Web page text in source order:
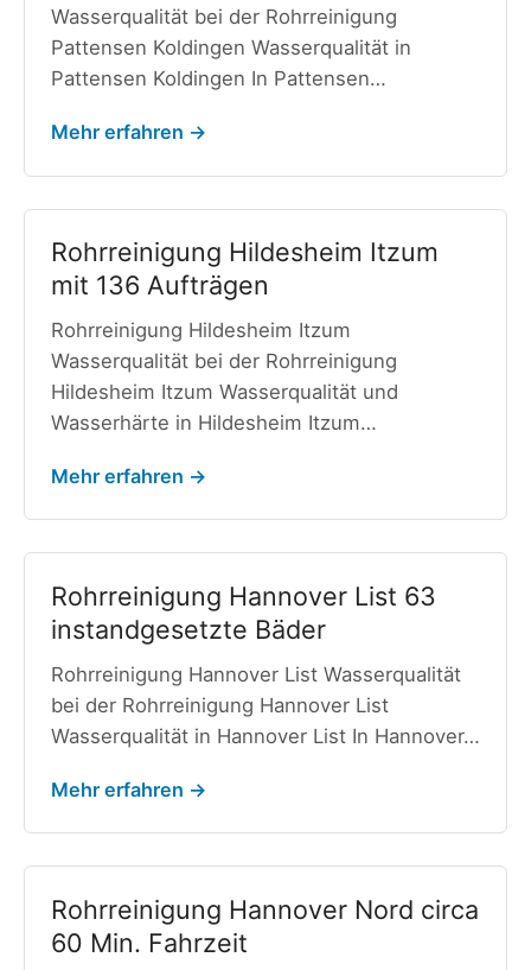
Wasserqualität bei der Rohrreinigung
Pattensen Koldingen Wasserqualität in
Pattensen Koldingen In Pattensen…
Mehr erfahren →
Rohrreinigung Hildesheim Itzum
mit 136 Aufträgen
Rohrreinigung Hildesheim Itzum
Wasserqualität bei der Rohrreinigung
Hildesheim Itzum Wasserqualität und
Wasserhärte in Hildesheim Itzum…
Mehr erfahren →
Rohrreinigung Hannover List 63
instandgesetzte Bäder
Rohrreinigung Hannover List Wasserqualität
bei der Rohrreinigung Hannover List
Wasserqualität in Hannover List In Hannover…
Mehr erfahren →
Rohrreinigung Hannover Nord circa
60 Min. Fahrzeit